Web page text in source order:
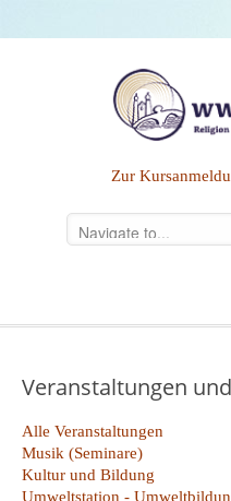
Zur
Veranstaltungen
Alle Veranstaltungen
Musik (Seminare)
Kultur und Bildung
Umweltstation -